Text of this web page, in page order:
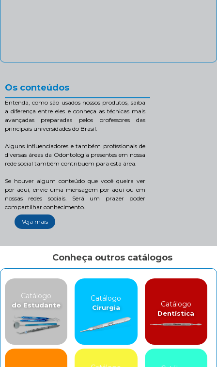
Os conteúdos
Entenda, como são usados nossos produtos, saiba
a diferença entre eles e conheça as técnicas mais
avançadas preparadas pelos professores das
principais universidades do Brasil.
Alguns influenciadores e também profissionais de
diversas áreas da Odontologia presentes em nossa
rede social também contribuem para esta área.
Se houver algum conteúdo que você queira ver
por aqui, envie uma mensagem por aqui ou em
nossas redes sociais. Será um prazer poder
compartilhar conhecimento.
Veja mais
Conheça outros catálogos
Catálogo
do Estudante
Catálogo
Cirurgia Catálogo
Dentística